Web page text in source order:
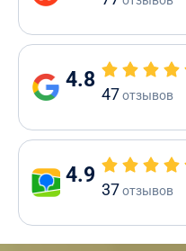
4.8
47отзывов
4.9
37отзывов